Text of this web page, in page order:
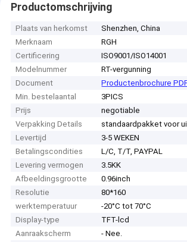
Productomschrijving
Plaats van herkomst
Shenzhen, China
Merknaam
RGH
Certificering
ISO9001/ISO14001
Modelnummer
RT-vergunning
Document
Productenbrochure
Min. bestelaantal
3PICS
Prijs
negotiable
Verpakking Details
standaardpakket voor
Levertijd
3-5 WEKEN
Betalingscondities
L/C, T/T, PAYPAL
Levering vermogen
3.5KK
Afbeeldingsgrootte
0.96inch
Resolutie
80*160
werktemperatuur
-20°C tot 70°C
Display-type
TFT-lcd
Aanraakscherm
- Nee.